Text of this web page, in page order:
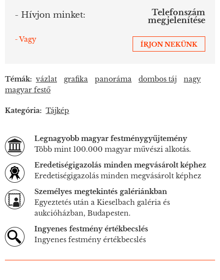
- Hívjon minket:
Telefonszám
megjelenítése
- Vagy
ÍRJON NEKÜNK
Témák: vázlat grafika panoráma dombos táj
nagy
magyar festő
Kategória: Tájkép
Legnagyobb magyar festménygyűjtemény
Több mint 100.000 magyar művészi alkotás.
Eredetiségigazolás minden megvásárolt képhez
Eredetiségigazolás minden megvásárolt képhez
Személyes megtekintés galériánkban
Egyeztetés után a Kieselbach galéria és
aukcióházban, Budapesten.
Ingyenes festmény értékbecslés
Ingyenes festmény értékbecslés